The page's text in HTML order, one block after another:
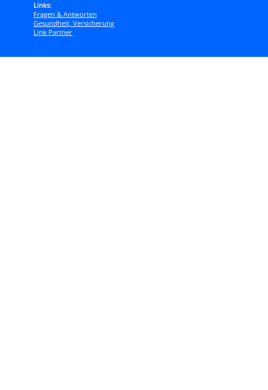
Links:
Fragen & Antworten
Gesundheit, Versicherung
Link Partner